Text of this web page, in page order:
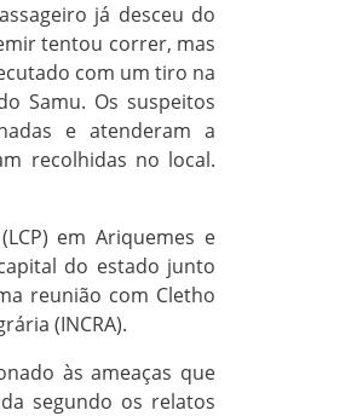
já desceu do
tentou correr, mas
com um tiro na
Samu. Os suspeitos
e atenderam a
recolhidas no local.
em Ariquemes e
do estado junto
reunião com Cletho
(INCRA).
às ameaças que
segundo os relatos